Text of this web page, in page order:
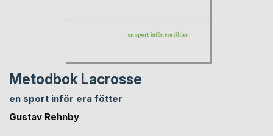
Metodbok Lacrosse
en sport inför era fötter
Gustav Rehnby